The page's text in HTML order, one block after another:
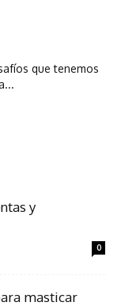
que tenemos
y
0
masticar